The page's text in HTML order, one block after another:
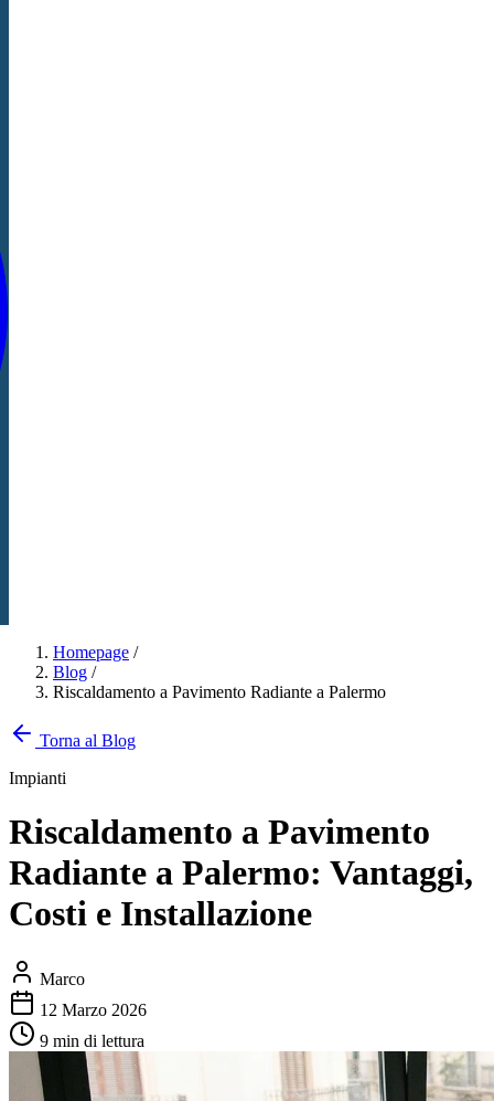
Homepage /
Blog /
Riscaldamento a Pavimento Radiante a Palermo
Torna al Blog
Impianti
Riscaldamento a Pavimento
Radiante a Palermo: Vantaggi,
Costi e Installazione
Marco
12 Marzo 2026
9 min di lettura